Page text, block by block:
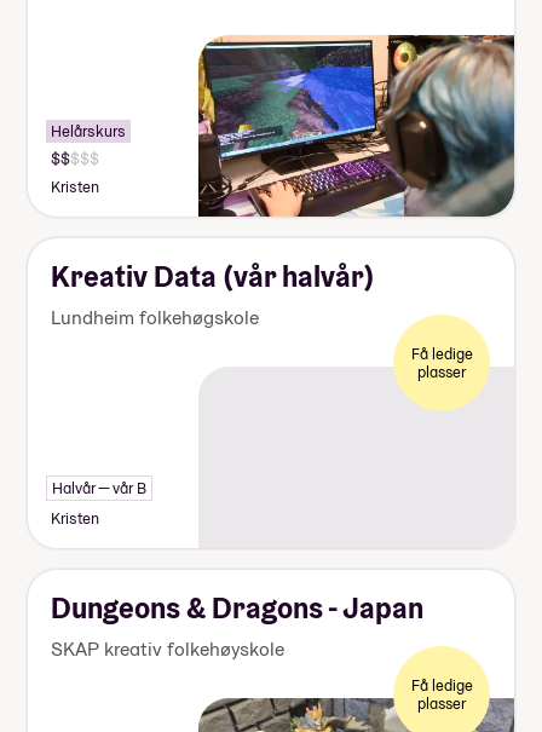
Helårskurs
Kristen
Kreativ Data (vår halvår)
Lundheim folkehøgskole
Få ledige
plasser
Halvår — vår B
Kristen
Dungeons & Dragons - Japan
SKAP kreativ folkehøyskole
Få ledige
plasser